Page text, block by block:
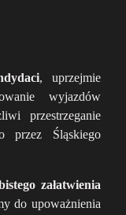
, uprzejmie
wyjazdów
przestrzeganie
przez Śląskiego
załatwienia
do upoważnienia